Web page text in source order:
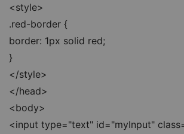
<style>
.red-border {
border: 1px solid red;
}
</style>
</head>
<body>
<input type="text" id="myInput"